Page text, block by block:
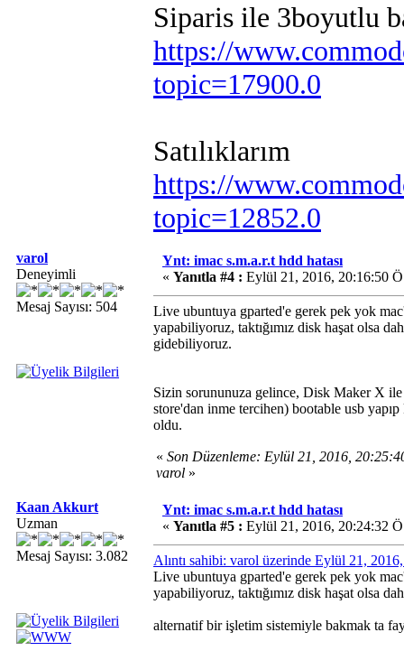
Siparis ile 3boyutlu
https://
topic=17900.0
Satılıklarım
https://
topic=12852.0
varol
Deneyimli
Mesaj Sayısı: 504
Ynt: imac s.m.a.r.t hdd hatası
« Yanıtla #4 : Eylül 21, 2016, 20:16:50
Live ubuntuya gparted'e gerek pek yok
yapabiliyoruz, taktığımız disk haşat olsa
gidebiliyoruz.
Sizin sorununuza gelince, Disk Maker X
store'dan inme tercihen) bootable usb
oldu.
« Son Düzenleme: Eylül 21, 2016,
varol »
Kaan Akkurt
Uzman
Mesaj Sayısı: 3.082
Ynt: imac s.m.a.r.t hdd hatası
« Yanıtla #5 : Eylül 21, 2016, 20:24:32
Alıntı sahibi: varol üzerinde Eylül 21,
Live ubuntuya gparted'e gerek pek yok
yapabiliyoruz, taktığımız disk haşat olsa
alternatif bir işletim sistemiyle bakmak ta